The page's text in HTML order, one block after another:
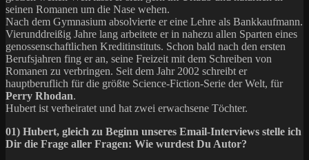
seinen Romanen um die Nase wehen.
Nach dem Gymnasium absolvierte er eine Lehre als Bankkaufmann.
Vierunddreißig Jahre lang arbeitete er in nahezu allen Sparten eines
genossenschaftlichen Kreditinstituts. Schon bald nach den ersten
Berufsjahren fing er an, seine Freizeit mit dem Schreiben von
Romanen zu verbringen. Seit dem Jahr 2002 schreibt er
hauptberuflich für die größte Science-Fiction-Serie der Welt, für
Perry Rhodan.
Hubert ist verheiratet und hat zwei erwachsene Töchter.
01) Hubert, gleich zu Beginn unseres Email-Interviews stelle ich
Dir die Frage aller Fragen: Wie wurdest Du Autor?